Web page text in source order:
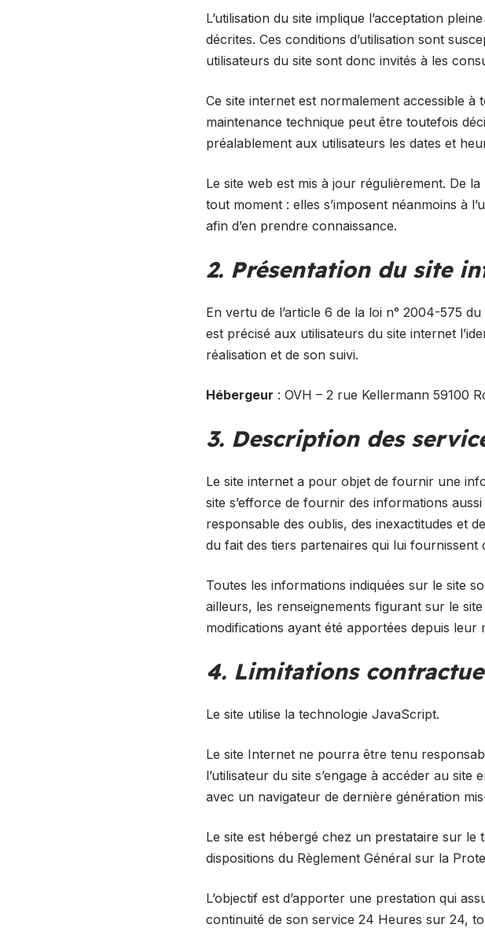
L’utilisation du site implique l’acceptation
décrites. Ces conditions d’utilisation sont
utilisateurs du site sont donc invités à les
Ce site internet est normalement accessible
maintenance technique peut être toutefois
préalablement aux utilisateurs les dates et
Le site web est mis à jour régulièrement. De
tout moment : elles s’imposent néanmoins à
afin d’en prendre connaissance.
2. Présentation du site
En vertu de l’article 6 de la loi n° 2004-575
est précisé aux utilisateurs du site internet
réalisation et de son suivi.
Hébergeur : OVH – 2 rue Kellermann 59100
3. Description des
Le site internet a pour objet de fournir une
site s’efforce de fournir des informations
responsable des oublis, des inexactitudes et
du fait des tiers partenaires qui lui fournissent
Toutes les informations indiquées sur le site
ailleurs, les renseignements figurant sur le
modifications ayant été apportées depuis leur
4. Limitations
Le site utilise la technologie JavaScript.
Le site Internet ne pourra être tenu
l’utilisateur du site s’engage à accéder au
avec un navigateur de dernière génération
Le site est hébergé chez un prestataire sur
dispositions du Règlement Général sur la
L’objectif est d’apporter une prestation qui
continuité de son service 24 Heures sur 24,